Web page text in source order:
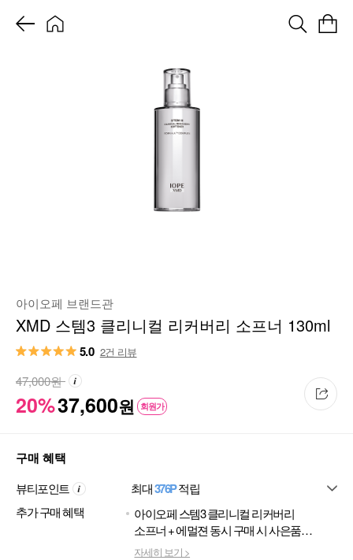
아이오페 브랜드관
XMD 스템3 클리니컬 리커버리 소프너 130ml
5.0 2건 리뷰
20%37,600원 회원가
47,000원
구매 혜택
뷰티포인트 최대376P적립
추가 구매 혜택
아이오페 스템3 클리니컬 리커버리
소프너 + 에멀젼 동시 구매 시 사은품
증정
자세히 보기 >